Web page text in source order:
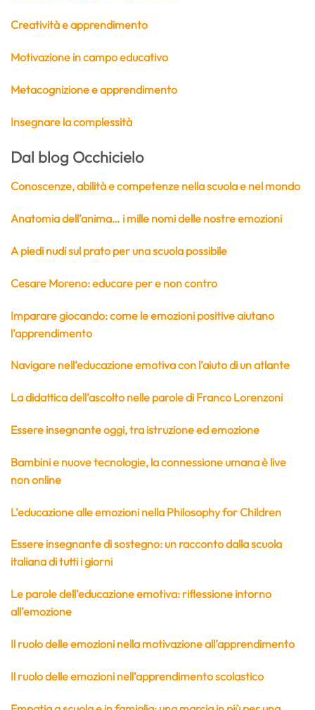
Creatività e apprendimento
Motivazione in campo educativo
Metacognizione e apprendimento
Insegnare la complessità
Dal blog Occhicielo
Conoscenze, abilità e competenze nella scuola e nel mondo
Anatomia dell’anima… i mille nomi delle nostre emozioni
A piedi nudi sul prato per una scuola possibile
Cesare Moreno: educare per e non contro
Imparare giocando: come le emozioni positive aiutano
l’apprendimento
Navigare nell’educazione emotiva con l’aiuto di un atlante
La didattica dell’ascolto nelle parole di Franco Lorenzoni
Essere insegnante oggi, tra istruzione ed emozione
Bambini e nuove tecnologie, la connessione umana è live
non online
L’educazione alle emozioni nella Philosophy for Children
Essere insegnante di sostegno: un racconto dalla scuola
italiana di tutti i giorni
Le parole dell’educazione emotiva: riflessione intorno
all’emozione
Il ruolo delle emozioni nella motivazione all’apprendimento
Il ruolo delle emozioni nell’apprendimento scolastico